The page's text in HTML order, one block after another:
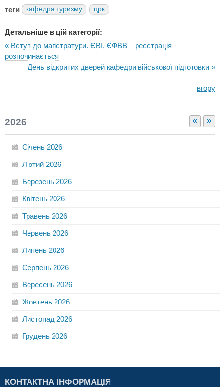
теги кафедра туризму црк
Детальніше в цій категорії:
« Вступ до магістратури. ЄВІ, ЄФВВ – реєстрація
розпочинається
День відкритих дверей кафедри військової підготовки »
вгору
« »
2026
Січень 2026
Лютий 2026
Березень 2026
Квітень 2026
Травень 2026
Червень 2026
Липень 2026
Серпень 2026
Вересень 2026
Жовтень 2026
Листопад 2026
Грудень 2026
КОНТАКТНА ІНФОРМАЦІЯ